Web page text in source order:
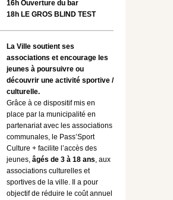
16h Ouverture du bar
18h LE GROS BLIND TEST
La Ville soutient ses
associations et encourage les
jeunes à poursuivre ou
découvrir une activité sportive /
culturelle.
Grâce à ce dispositif mis en
place par la municipalité en
partenariat avec les associations
communales, le Pass’Sport
Culture + facilite l’accès des
jeunes, âgés de 3 à 18 ans, aux
associations culturelles et
sportives de la ville. Il a pour
objectif de réduire le coût annuel